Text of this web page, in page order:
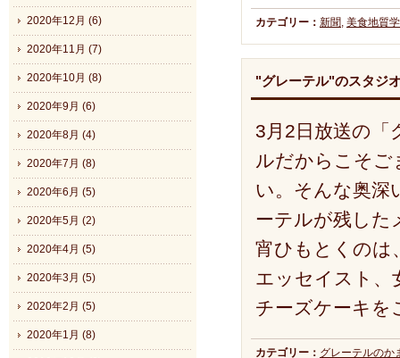
カテゴリー： 新聞, 美食地質
"グレーテル"のスタジ
3月2日放送の「
ルだからこそご
い。そんな奥深
ーテルが残した
宵ひもとくのは
エッセイスト、
チーズケーキを
カテゴリー： グレーテルのか
2020年12月 (6)
2020年11月 (7)
2020年10月 (8)
2020年9月 (6)
2020年8月 (4)
2020年7月 (8)
2020年6月 (5)
2020年5月 (2)
2020年4月 (5)
2020年3月 (5)
2020年2月 (5)
2020年1月 (8)